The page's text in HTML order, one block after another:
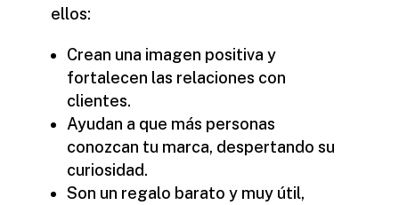
ellos:
Crean una imagen positiva y
fortalecen las relaciones con
clientes.
Ayudan a que más personas
conozcan tu marca, despertando su
curiosidad.
Son un regalo barato y muy útil,